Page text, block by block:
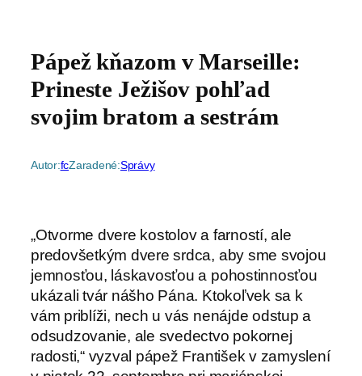
Pápež kňazom v Marseille:
Prineste Ježišov pohľad
svojim bratom a sestrám
Autor:fcZaradené:Správy
„Otvorme dvere kostolov a farností, ale
predovšetkým dvere srdca, aby sme svojou
jemnosťou, láskavosťou a pohostinnosťou
ukázali tvár nášho Pána. Ktokoľvek sa k
vám priblíži, nech u vás nenájde odstup a
odsudzovanie, ale svedectvo pokornej
radosti,“ vyzval pápež František v zamyslení